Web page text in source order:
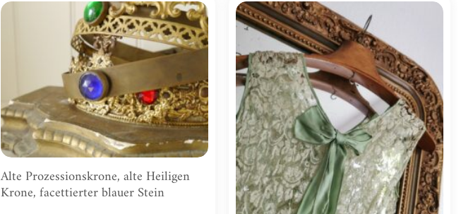
Zur
Wunschliste
hinzufügen
Alte Prozessionskrone, alte Heiligen
Krone, facettierter blauer Stein
Zur
Wunschliste
hinzufügen